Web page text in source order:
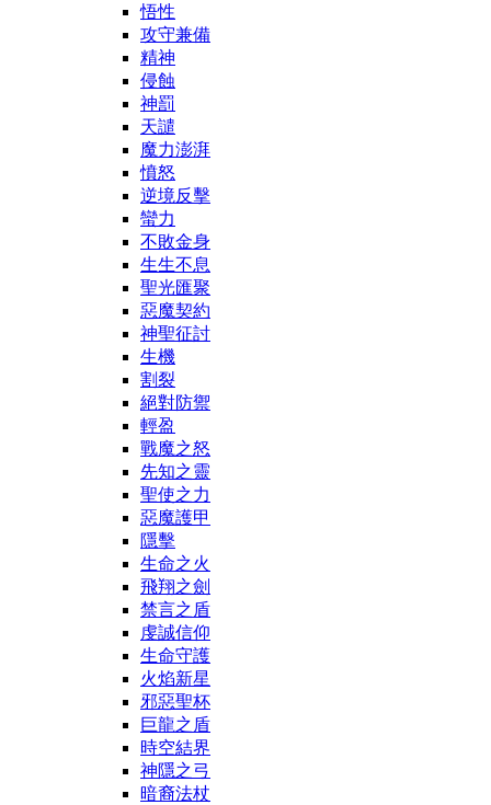
悟性
攻守兼備
精神
侵蝕
神罰
天譴
魔力澎湃
憤怒
逆境反擊
蠻力
不敗金身
生生不息
聖光匯聚
惡魔契約
神聖征討
生機
割裂
絕對防禦
輕盈
戰魔之怒
先知之靈
聖使之力
惡魔護甲
隱擊
生命之火
飛翔之劍
禁言之盾
虔誠信仰
生命守護
火焰新星
邪惡聖杯
巨龍之盾
時空結界
神隱之弓
暗裔法杖